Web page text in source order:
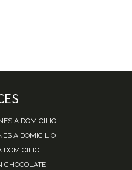
A DOMICILIO
A DOMICILIO
DOMICILIO
CHOCOLATE